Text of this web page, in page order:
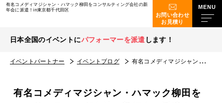
有名コメディマジシャン・ハマック柳田をコンサルティング会社の新
年会に派遣！in東京都千代田区
お問い合わせ
お見積り
日本全国のイベントにパフォーマーを派遣 します！
イベントパートナー イベントブログ 有名コメディマジシャン・ハマック柳田をコンサルティング会社の新年会に派遣！in東京都千代田区
有名コメディマジシャン・ハマック柳田を